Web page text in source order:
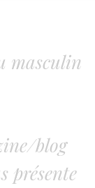
masculin
blog
présente